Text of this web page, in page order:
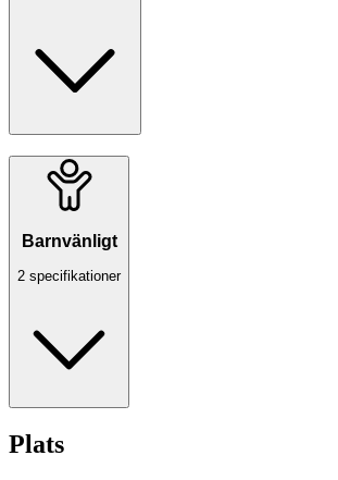
Barnvänligt
2 specifikationer
Plats